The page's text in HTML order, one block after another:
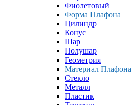
Фиолетовый
Форма Плафона
Цилиндр
Конус
Шар
Полушар
Геометрия
Материал Плафона
Стекло
Металл
Пластик